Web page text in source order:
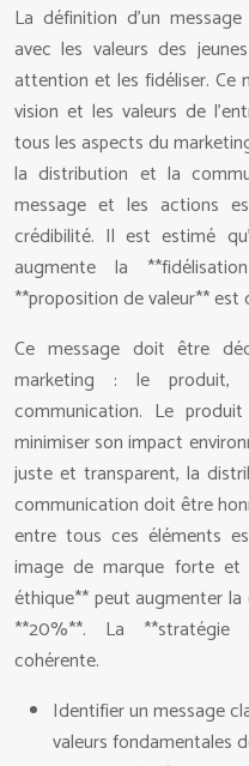
La définition d’un
avec les valeurs des
attention et les fidéliser. Ce
vision et les valeurs de
tous les aspects du
la distribution et la
message et les actions
crédibilité. Il est estimé
augmente la
**proposition de valeur** est
Ce message doit être
marketing : le
communication. Le
minimiser son impact
juste et transparent, la
communication doit être
entre tous ces éléments
image de marque forte et
éthique** peut augmenter
**20%**. La
cohérente.
Identifier un message
valeurs fondamentales